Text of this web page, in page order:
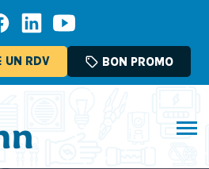
UN RDV sell BON PROMO